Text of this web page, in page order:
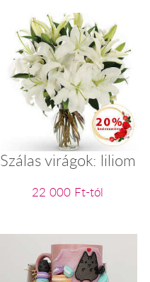
Szálas virágok: liliom
22 000 Ft-tól